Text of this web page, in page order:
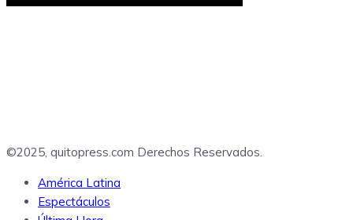
©2025, quitopress.com Derechos Reservados.
América Latina
Espectáculos